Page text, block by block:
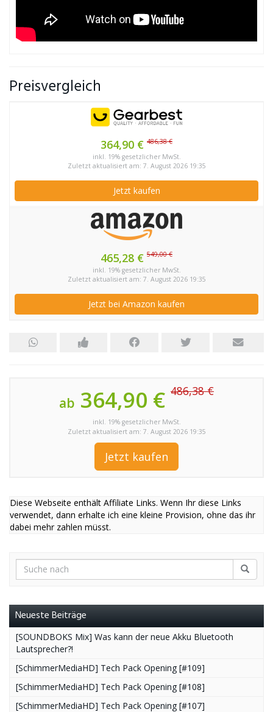
Preisvergleich
364,90 € 486,38 €
inkl. 19% gesetzlicher MwSt.
Zuletzt aktualisiert am: 7. August 2026 19:35
Jetzt kaufen
465,28 € 549,00 €
inkl. 19% gesetzlicher MwSt.
Zuletzt aktualisiert am: 7. August 2026 19:35
Jetzt bei Amazon kaufen
ab 364,90 € 486,38 €
inkl. 19% gesetzlicher MwSt.
Zuletzt aktualisiert am: 7. August 2026 19:35
Jetzt kaufen
Diese Webseite enthält Affiliate Links. Wenn Ihr diese Links
verwendet, dann erhalte ich eine kleine Provision, ohne das ihr
dabei mehr zahlen müsst.
Neueste Beiträge
[SOUNDBOKS Mix] Was kann der neue Akku Bluetooth
Lautsprecher?!
[SchimmerMediaHD] Tech Pack Opening [#109]
[SchimmerMediaHD] Tech Pack Opening [#108]
[SchimmerMediaHD] Tech Pack Opening [#107]